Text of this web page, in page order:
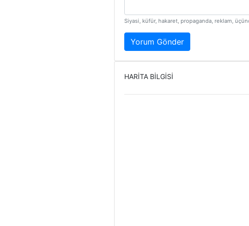
Siyasi, küfür, hakaret, propaganda, reklam,
Yorum Gönder
HARİTA BİLGİSİ